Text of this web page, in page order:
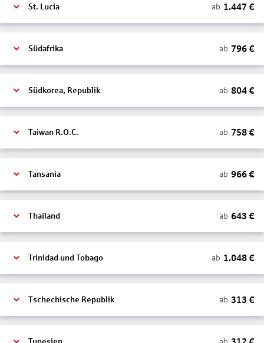
St. Lucia ab 1.447 €
Südafrika ab 796€
Südkorea, Republik ab 804€
Taiwan R.O.C. ab 758€
Tansania ab 966€
Thailand ab 643 €
Trinidad und Tobago ab 1.048€
Tschechische Republik ab 313 €
ab